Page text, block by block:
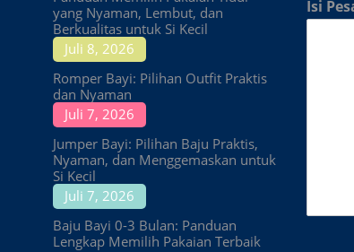
yang Nyaman, Lembut, dan
Berkualitas untuk Si Kecil
Juli 8, 2026
Romper Bayi: Pilihan Outfit Praktis
dan Nyaman
Juli 7, 2026
Jumper Bayi: Pilihan Baju Praktis,
Nyaman, dan Menggemaskan untuk
Si Kecil
Juli 7, 2026
Baju Bayi 0-3 Bulan: Panduan
Lengkap Memilih Pakaian Terbaik
Isi